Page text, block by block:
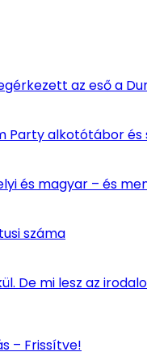
az eső a
Party alkotótábor
és magyar – és
száma
De mi lesz az
– Frissítve!